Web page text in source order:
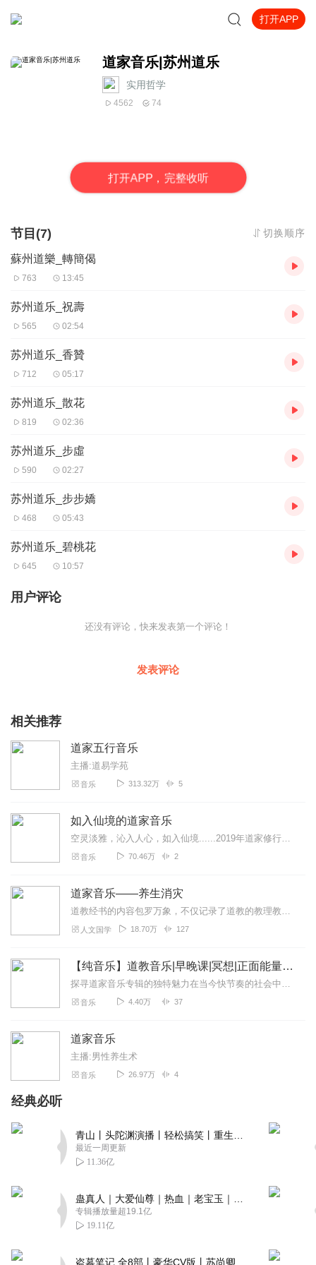
打开APP
道家音乐|苏州道乐
实用哲学
4562 74
打开APP，完整收听
节目(7) 切换顺序
蘇州道樂_轉簡偈
763 13:45
苏州道乐_祝壽
565 02:54
苏州道乐_香贊
712 05:17
苏州道乐_散花
819 02:36
苏州道乐_步虛
590 02:27
苏州道乐_步步嬌
468 05:43
苏州道乐_碧桃花
645 10:57
用户评论
还没有评论，快来发表第一个评论！
发表评论
相关推荐
道家五行音乐
主播:道易学苑
音乐 313.32万 5
如入仙境的道家音乐
空灵淡雅，沁入人心，如入仙境......2019年道家修行入门已整理完毕，公众微信：daojiays回复：rm...
音乐 70.46万 2
道家音乐——养生消灾
道教经书的内容包罗万象，不仅记录了道教的教理教义、教规教戒、修炼方术、斋醮科仪，还保留了中国古代哲学、文学、医药学、养生学、化学、音乐、地理等多种学科的珍贵资料...
人文国学 18.70万 127
【纯音乐】道教音乐|早晚课|冥想|正面能量道家音乐
探寻道家音乐专辑的独特魅力在当今快节奏的社会中，人们在忙碌的生活里渴望着心灵的慰藉，而道家音乐专辑宛如一座宁静的港湾，为我们带来诸多独特的益处。从专业角度来看，...
音乐 4.40万 37
道家音乐
主播:男性养生术
音乐 26.97万 4
经典必听
最近一周更新
11.36亿
专辑播放量超19.1亿
19.11亿